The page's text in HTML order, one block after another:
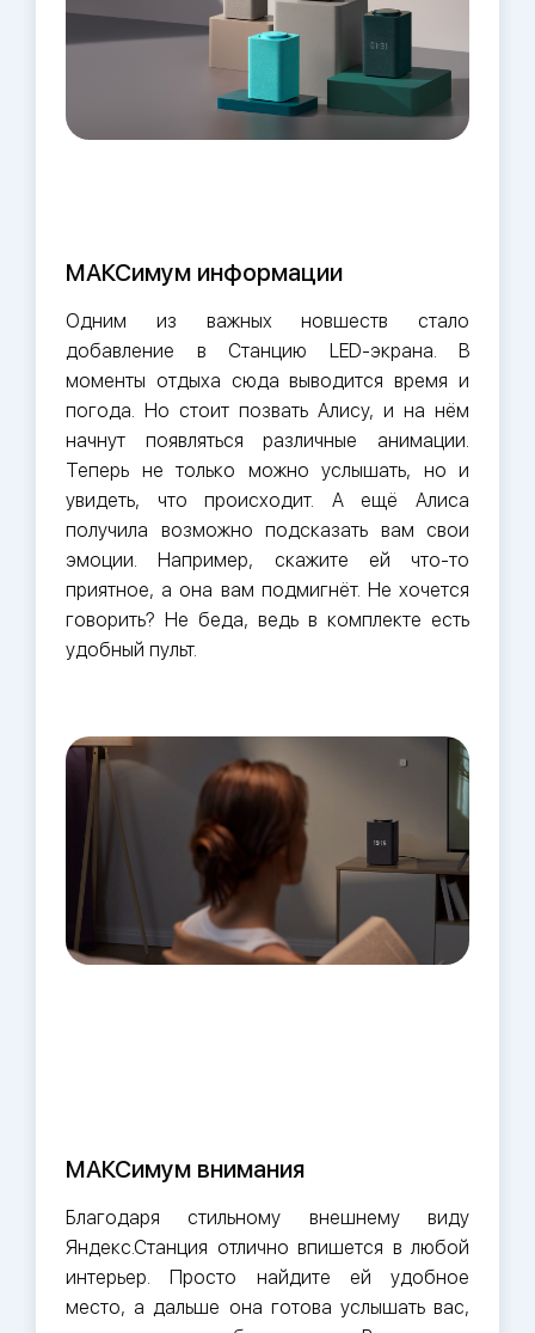
МАКСимум информации
Одним из важных новшеств стало
добавление в Станцию LED-экрана. В
моменты отдыха сюда выводится время и
погода. Но стоит позвать Алису, и на нём
начнут появляться различные анимации.
Теперь не только можно услышать, но и
увидеть, что происходит. А ещё Алиса
получила возможно подсказать вам свои
эмоции. Например, скажите ей что-то
приятное, а она вам подмигнёт. Не хочется
говорить? Не беда, ведь в комплекте есть
удобный пульт.
МАКСимум внимания
Благодаря стильному внешнему виду
Яндекс.Станция отлично впишется в любой
интерьер. Просто найдите ей удобное
место, а дальше она готова услышать вас,